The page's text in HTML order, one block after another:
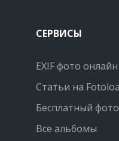
СЕРВИСЫ
EXIF фото онлайн
Статьи на
Бесплатный
Все альбомы